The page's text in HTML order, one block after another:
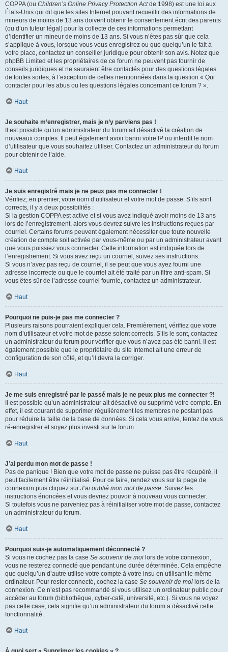
COPPA (ou Children’s Online Privacy Protection Actde 1998) est une loi aux
États-Unis qui dit que les sites Internet pouvant recueillir des informations de
mineurs de moins de 13 ans doivent obtenir le consentement écrit des parents
(ou d’un tuteur légal) pour la collecte de ces informations permettant
d’identifier un mineur de moins de 13 ans. Si vous n’êtes pas sûr que cela
s’applique à vous, lorsque vous vous enregistrez ou que quelqu’un le fait à
votre place, contactez un conseiller juridique pour obtenir son avis. Notez que
phpBB Limited et les propriétaires de ce forum ne peuvent pas fournir de
conseils juridiques et ne sauraient être contactés pour des questions légales
de toutes sortes, à l’exception de celles mentionnées dans la question « Qui
contacter pour les abus ou les questions légales concernant ce forum ? ».
Haut
Je souhaite m’enregistrer, mais je n’y parviens pas !
Il est possible qu’un administrateur du forum ait désactivé la création de
nouveaux comptes. Il peut également avoir banni votre IP ou interdit le nom
d’utilisateur que vous souhaitez utiliser. Contactez un administrateur du forum
pour obtenir de l’aide.
Haut
Je suis enregistré mais je ne peux pas me connecter !
Vérifiez, en premier, votre nom d’utilisateur et votre mot de passe. S’ils sont
corrects, il y a deux possibilités :
Si la gestion COPPA est active et si vous avez indiqué avoir moins de 13 ans
lors de l’enregistrement, alors vous devrez suivre les instructions reçues par
courriel. Certains forums peuvent également nécessiter que toute nouvelle
création de compte soit activée par vous-même ou par un administrateur avant
que vous puissiez vous connecter. Cette information est indiquée lors de
l’enregistrement. Si vous avez reçu un courriel, suivez ses instructions.
Si vous n’avez pas reçu de courriel, il se peut que vous ayez fourni une
adresse incorrecte ou que le courriel ait été traité par un filtre anti-spam. Si
vous êtes sûr de l’adresse courriel fournie, contactez un administrateur.
Haut
Pourquoi ne puis-je pas me connecter ?
Plusieurs raisons pourraient expliquer cela. Premièrement, vérifiez que votre
nom d’utilisateur et votre mot de passe soient corrects. S’ils le sont, contactez
un administrateur du forum pour vérifier que vous n’avez pas été banni. Il est
également possible que le propriétaire du site Internet ait une erreur de
configuration de son côté, et qu’il devra la corriger.
Haut
Je me suis enregistré par le passé mais je ne peux plus me connecter ?!
Il est possible qu’un administrateur ait désactivé ou supprimé votre compte. En
effet, il est courant de supprimer régulièrement les membres ne postant pas
pour réduire la taille de la base de données. Si cela vous arrive, tentez de vous
ré-enregistrer et soyez plus investi sur le forum.
Haut
J’ai perdu mon mot de passe !
Pas de panique ! Bien que votre mot de passe ne puisse pas être récupéré, il
peut facilement être réinitialisé. Pour ce faire, rendez vous sur la page de
connexion puis cliquez sur J’ai oublié mon mot de passe. Suivez les
instructions énoncées et vous devriez pouvoir à nouveau vous connecter.
Si toutefois vous ne parveniez pas à réinitialiser votre mot de passe, contactez
un administrateur du forum.
Haut
Pourquoi suis-je automatiquement déconnecté ?
Si vous ne cochez pas la case Se souvenir de moi lors de votre connexion,
vous ne resterez connecté que pendant une durée déterminée. Cela empêche
que quelqu’un d’autre utilise votre compte à votre insu en utilisant le même
ordinateur. Pour rester connecté, cochez la case Se souvenir de moi lors de la
connexion. Ce n’est pas recommandé si vous utilisez un ordinateur public pour
accéder au forum (bibliothèque, cyber-café, université, etc.). Si vous ne voyez
pas cette case, cela signifie qu’un administrateur du forum a désactivé cette
fonctionnalité.
Haut